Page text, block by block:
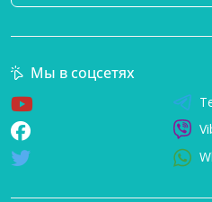
Мы в соцсетях